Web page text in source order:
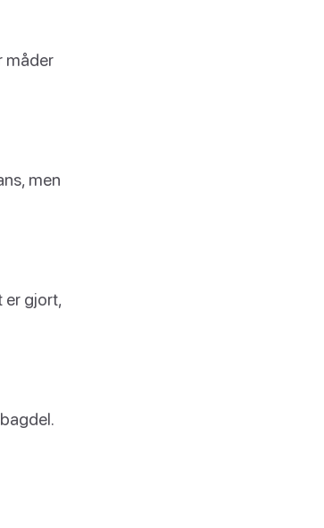
måder
men
er gjort,